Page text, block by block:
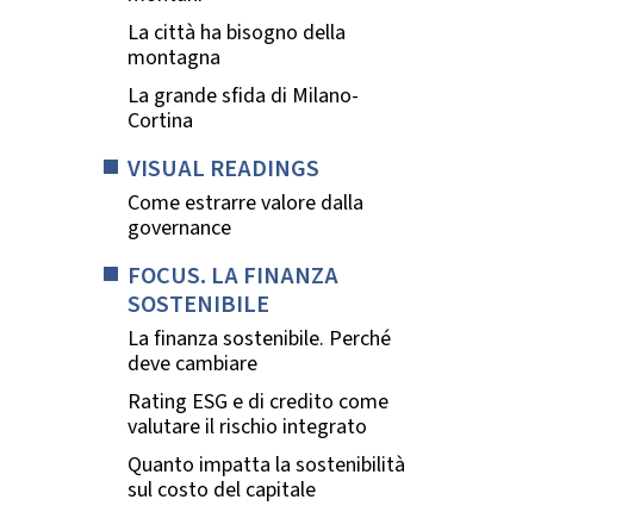
La città ha bisogno della
montagna
La grande sfida di Milano-
Cortina
VISUAL READINGS
Come estrarre valore dalla
governance
FOCUS. LA FINANZA
SOSTENIBILE
La finanza sostenibile. Perché
deve cambiare
Rating ESG e di credito come
valutare il rischio integrato
Quanto impatta la sostenibilità
sul costo del capitale